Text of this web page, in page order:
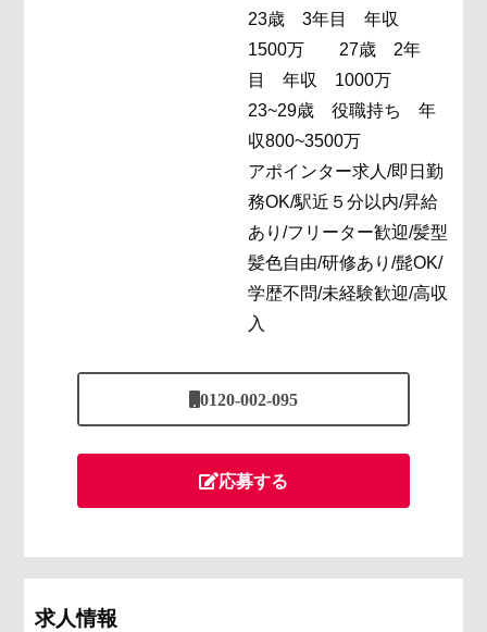
23歳 3年目 年収
1500万 27歳 2年
目 年収 1000万
23~29歳 役職持ち 年
収800~3500万
アポインター求人/即日勤
務OK/駅近５分以内/昇給
あり/フリーター歓迎/髪型
髪色自由/研修あり/髭OK/
学歴不問/未経験歓迎/高収
入
0120-002-095
応募する
求人情報